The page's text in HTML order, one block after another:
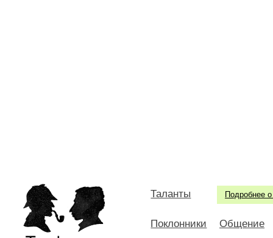
Подробнее о
Таланты
Поклонники Общение